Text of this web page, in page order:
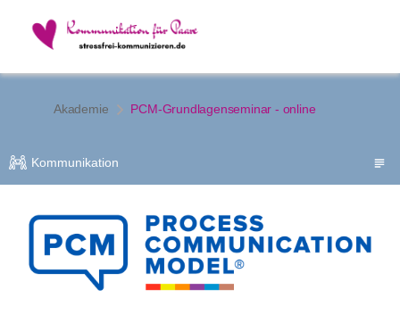
Akademie PCM-Grundlagenseminar - online
Kommunikation